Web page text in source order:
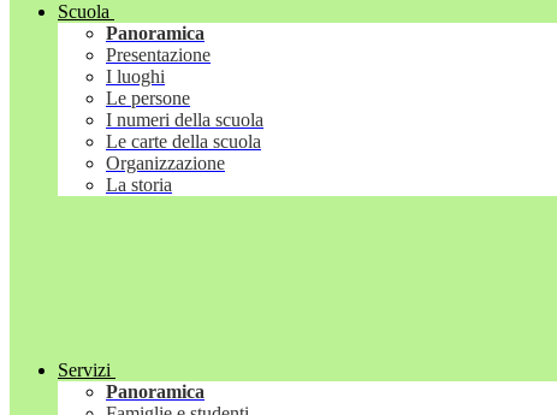
Scuola
Panoramica
Presentazione
I luoghi
Le persone
I numeri della scuola
Le carte della scuola
Organizzazione
La storia
Servizi
Panoramica